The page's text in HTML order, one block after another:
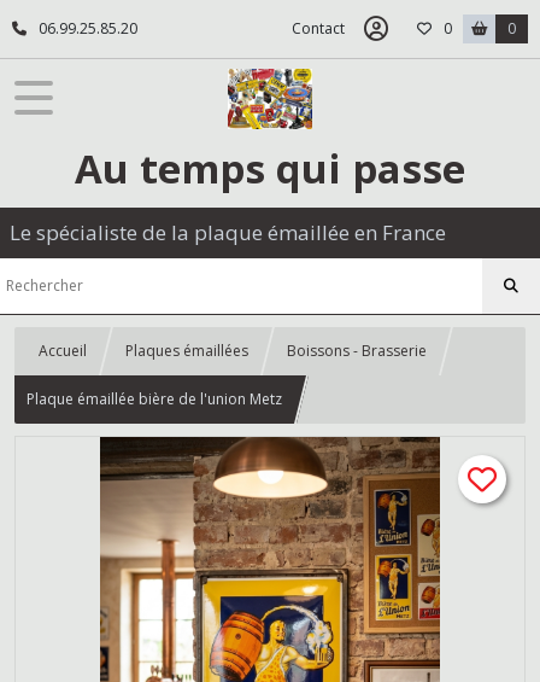
06.99.25.85.20 Contact 0 0
Au temps qui passe
Le spécialiste de la plaque émaillée en France
Accueil Plaques émaillées Boissons - Brasserie
Plaque émaillée bière de l'union Metz